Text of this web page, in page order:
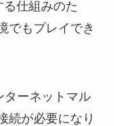
仕組みのた
でもプレイでき
ターネットマル
続が必要になり